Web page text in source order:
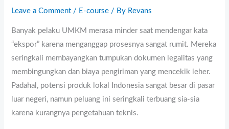
Leave a Comment / E-course / By Revans
Banyak pelaku UMKM merasa minder saat mendengar kata
“ekspor” karena menganggap prosesnya sangat rumit. Mereka
seringkali membayangkan tumpukan dokumen legalitas yang
membingungkan dan biaya pengiriman yang mencekik leher.
Padahal, potensi produk lokal Indonesia sangat besar di pasar
luar negeri, namun peluang ini seringkali terbuang sia-sia
karena kurangnya pengetahuan teknis.